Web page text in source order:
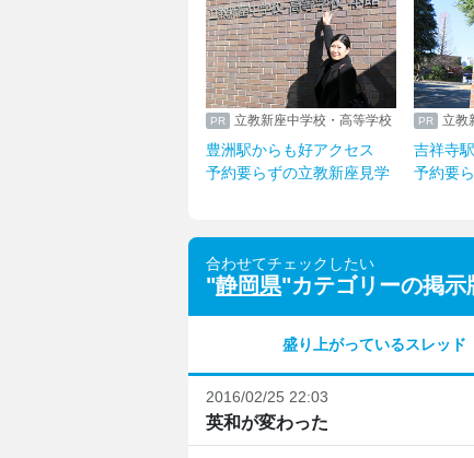
立教新座中学校・高等学校
豊洲駅からも好アクセス
予約要らずの立教新座見学
立教
吉祥寺
予約要
合わせてチェックしたい
"静岡県"カテゴリーの掲示
盛り上がっているスレッド
2016/02/25 22:03
英和が変わった